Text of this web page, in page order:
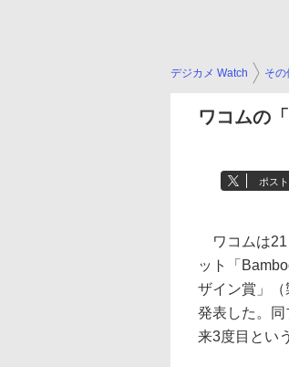
デジカメ Watch その
ワコムの
ポスト
ワコムは21
ット「
ザイン賞」（
発表した。
来3度目とい